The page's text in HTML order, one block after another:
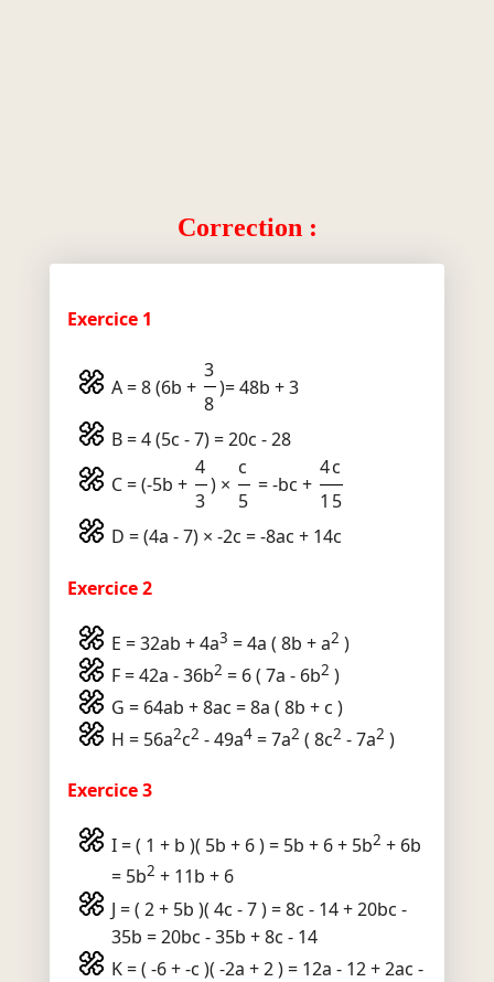
Correction :
Exercice 1
A = 8 (6b +
3
8
)= 48b + 3
B = 4 (5c - 7) = 20c - 28
C = (-5b +
4
3
) ×
c
5
= -bc +
4c
15
D = (4a - 7) × -2c = -8ac + 14c
Exercice 2
E = 32ab + 4a3 = 4a ( 8b + a2 )
F = 42a - 36b2 = 6 ( 7a - 6b2 )
G = 64ab + 8ac = 8a ( 8b + c )
H = 56a2c2 - 49a4= 7a2 ( 8c2 - 7a2 )
Exercice 3
I = ( 1 + b )( 5b + 6 ) = 5b + 6 + 5b2 + 6b
= 5b2 + 11b + 6
J = ( 2 + 5b )( 4c - 7 ) = 8c - 14 + 20bc -
35b = 20bc - 35b + 8c - 14
K = ( -6 + -c )( -2a + 2 ) = 12a - 12 + 2ac -